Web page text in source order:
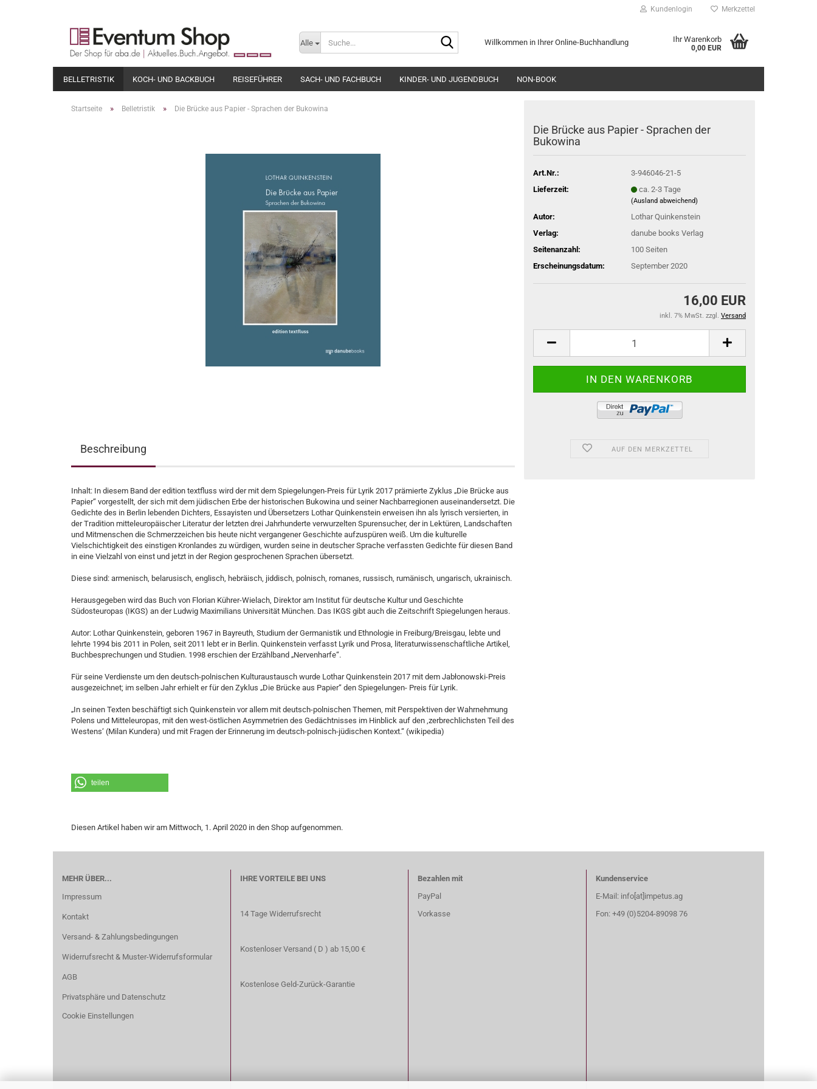
Kundenlogin
Konto erstellen
Passwort vergessen?
Merkzettel
Alle Willkommen in Ihrer Online-Buchhandlung Ihr Warenkorb
0,00 EUR
BELLETRISTIK KOCH- UND BACKBUCH REISEFÜHRER SACH- UND FACHBUCH KINDER- UND JUGENDBUCH NON-BOOK
Startseite » Belletristik » Die Brücke aus Papier - Sprachen der Bukowina
Die Brücke aus Papier - Sprachen der
Bukowina
Art.Nr.:
3-946046-21-5
Lieferzeit:
ca. 2-3 Tage
(Ausland abweichend)
Autor:
Lothar Quinkenstein
Verlag:
danube books Verlag
Seitenanzahl:
100 Seiten
Erscheinungsdatum:
September 2020
16,00 EUR
inkl. 7% MwSt. zzgl. Versand
AUF DEN MERKZETTEL
Beschreibung
Inhalt: In diesem Band der edition textfluss wird der mit dem Spiegelungen-Preis für Lyrik 2017 prämierte Zyklus „Die Brücke aus
Papier“ vorgestellt, der sich mit dem jüdischen Erbe der historischen Bukowina und seiner Nachbarregionen auseinandersetzt. Die
Gedichte des in Berlin lebenden Dichters, Essayisten und Übersetzers Lothar Quinkenstein erweisen ihn als lyrisch versierten, in
der Tradition mitteleuropäischer Literatur der letzten drei Jahrhunderte verwurzelten Spurensucher, der in Lektüren, Landschaften
und Mitmenschen die Schmerzzeichen bis heute nicht vergangener Geschichte aufzuspüren weiß. Um die kulturelle
Vielschichtigkeit des einstigen Kronlandes zu würdigen, wurden seine in deutscher Sprache verfassten Gedichte für diesen Band
in eine Vielzahl von einst und jetzt in der Region gesprochenen Sprachen übersetzt.
Diese sind: armenisch, belarusisch, englisch, hebräisch, jiddisch, polnisch, romanes, russisch, rumänisch, ungarisch, ukrainisch.
Herausgegeben wird das Buch von Florian Kührer-Wielach, Direktor am Institut für deutsche Kultur und Geschichte
Südosteuropas (IKGS) an der Ludwig Maximilians Universität München. Das IKGS gibt auch die Zeitschrift Spiegelungen heraus.
Autor: Lothar Quinkenstein, geboren 1967 in Bayreuth, Studium der Germanistik und Ethnologie in Freiburg/Breisgau, lebte und
lehrte 1994 bis 2011 in Polen, seit 2011 lebt er in Berlin. Quinkenstein verfasst Lyrik und Prosa, literaturwissenschaftliche Artikel,
Buchbesprechungen und Studien. 1998 erschien der Erzählband „Nervenharfe“.
Für seine Verdienste um den deutsch-polnischen Kulturaustausch wurde Lothar Quinkenstein 2017 mit dem Jabłonowski-Preis
ausgezeichnet; im selben Jahr erhielt er für den Zyklus „Die Brücke aus Papier“ den Spiegelungen- Preis für Lyrik.
„In seinen Texten beschäftigt sich Quinkenstein vor allem mit deutsch-polnischen Themen, mit Perspektiven der Wahrnehmung
Polens und Mitteleuropas, mit den west-östlichen Asymmetrien des Gedächtnisses im Hinblick auf den ,zerbrechlichsten Teil des
Westens‘ (Milan Kundera) und mit Fragen der Erinnerung im deutsch-polnisch-jüdischen Kontext.“ (wikipedia)
teilen
Diesen Artikel haben wir am Mittwoch, 1. April 2020 in den Shop aufgenommen.
MEHR ÜBER...
Impressum
Kontakt
Versand- & Zahlungsbedingungen
Widerrufsrecht & Muster-Widerrufsformular
AGB
Privatsphäre und Datenschutz
Cookie Einstellungen
IHRE VORTEILE BEI UNS
14 Tage Widerrufsrecht
Kostenloser Versand ( D ) ab 15,00 €
Kostenlose Geld-Zurück-Garantie
Bezahlen mit
PayPal
Vorkasse
Kundenservice
E-Mail: info[at]impetus.ag
Fon: +49 (0)5204-89098 76​